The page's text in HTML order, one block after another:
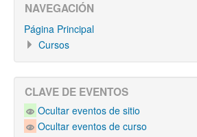
NAVEGACIÓN
Página Principal
Cursos
CLAVE DE EVENTOS
Ocultar eventos de sitio
Ocultar eventos de curso